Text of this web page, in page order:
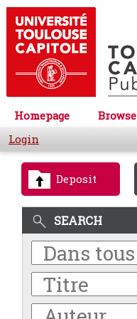
Homepage Browse
Login
Deposit
SEARCH